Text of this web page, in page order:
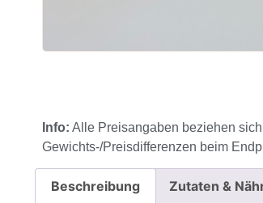
Info: Alle Preisangaben beziehen
Gewichts-/Preisdifferenzen beim
Beschreibung Zutaten &